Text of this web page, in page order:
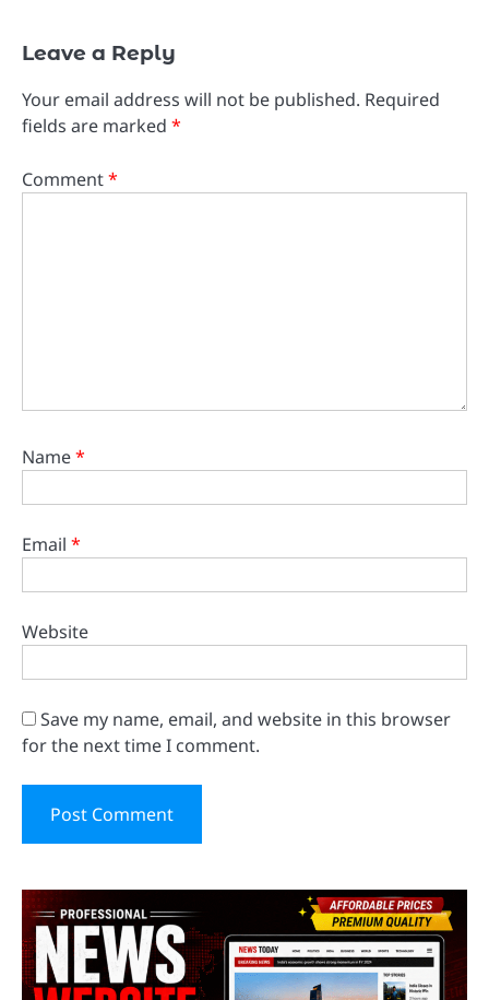
Leave a Reply
Your email address will not be published. Required
fields are marked *
Comment*
Name*
Email *
Website
Save my name, email, and website in this browser
for the next time I comment.